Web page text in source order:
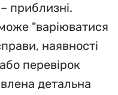
приблизні.
"варіюватися
наявності
перевірок
детальна